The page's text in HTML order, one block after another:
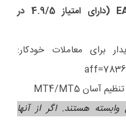
میزبانی قابل اعتماد EA VPS (دارای امتیاز 4.9/5 در
هستند. اگر از آنها